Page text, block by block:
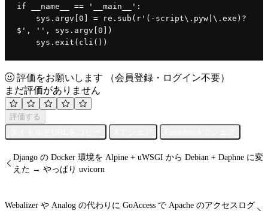
if __name__ == '__main__':
$', '', sys.argv[0])
    sys.exit(cli())
評価をお願いします
（会員登録・ログイン不要）
まだ評価がありません
評価する
Django の Docker 環境を Alpine + uWSGI から Debian + Daphne に変
えた → やっぱり uvicorn
Webalizer や Analog の代わりに GoAccess で Apache のアクセスログ